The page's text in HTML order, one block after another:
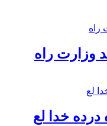
وزارت راه
خدا لع